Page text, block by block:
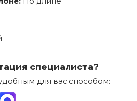
специалиста?
для вас способом: